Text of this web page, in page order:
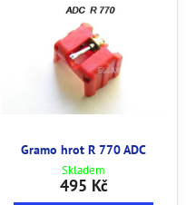
Gramo hrot R 770 ADC
Skladem
495 Kč